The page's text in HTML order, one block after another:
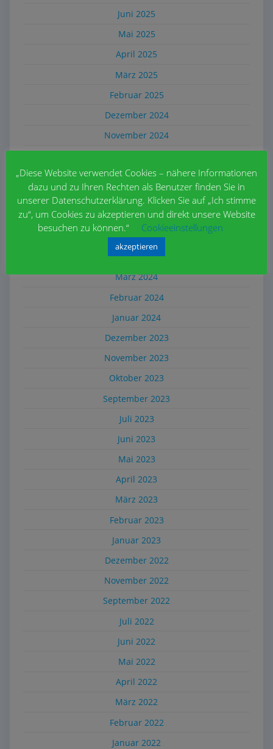
Juni 2025
Mai 2025
April 2025
März 2025
Februar 2025
Dezember 2024
November 2024
September 2024
Juli 2024
Juni 2024
Mai 2024
April 2024
März 2024
Februar 2024
Januar 2024
Dezember 2023
November 2023
Oktober 2023
September 2023
Juli 2023
Juni 2023
Mai 2023
April 2023
März 2023
Februar 2023
Januar 2023
Dezember 2022
November 2022
September 2022
Juli 2022
Juni 2022
Mai 2022
April 2022
März 2022
Februar 2022
Januar 2022
„Diese Website verwendet Cookies – nähere Informationen
dazu und zu Ihren Rechten als Benutzer finden Sie in
unserer Datenschutzerklärung. Klicken Sie auf „Ich stimme
zu“, um Cookies zu akzeptieren und direkt unsere Website
besuchen zu können.“
Cookieeinstellungen
akzeptieren